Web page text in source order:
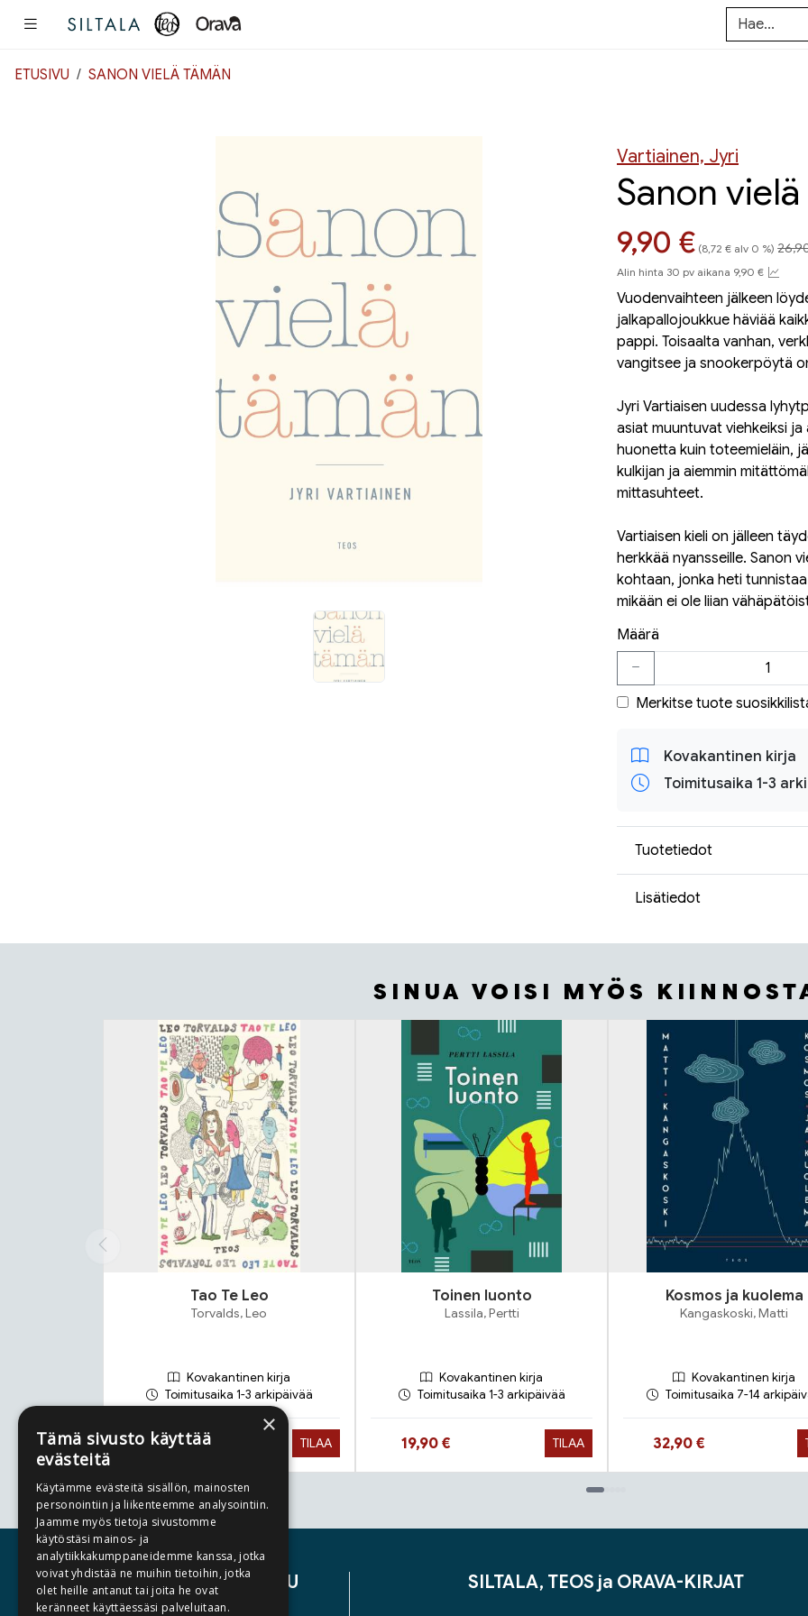
ETUSIVU SANON VIELÄ TÄMÄN
Vartiainen, Jyri
Sanon
Hinta nyt
9,90 € (8,72 € alv 0 %)
Alin hinta 30 pv aikana 9,90 €
Vuodenvaihteen jälkeen
jalkapallojoukkue häviää
pappi. Toisaalta vanhan,
vangitsee ja snookerpöytä
Jyri Vartiaisen uudessa
asiat muuntuvat viehkeiksi
huonetta kuin toteemieläin,
kulkijan ja aiemmin
mittasuhteet.
Vartiaisen kieli on jälleen
herkkää nyansseille. Sanon
kohtaan, jonka heti
mikään ei ole liian
Määrä
Merkitse tuote
Kovakantinen kirja
Toimitusaika 1-3
Tuotetiedot
Lisätiedot
SINUA VOISI MYÖS
Tuoteluettelon alku
Tao Te Leo
Torvalds, Leo
Kovakantinen kirja
Toimitusaika 1-3 arkipäivää
Hinta nyt
19,90 € TILAA
Toinen luonto
Lassila, Pertti
Kovakantinen kirja
Toimitusaika 1-3 arkipäivää
Hinta nyt
19,90 € TILAA
Kosmos ja kuolema
Kangaskoski, Matti
Kovakantinen kirja
Toimitusaika 7-14
Hinta nyt
32,90 €
Tuoteluettelon loppu
ASIAKASPALVELU SILTALA, TEOS ja ORAVA-KIRJAT
×
Tämä sivusto käyttää
evästeitä
Käytämme evästeitä sisällön, mainosten
personointiin ja liikenteemme analysointiin.
Jaamme myös tietoja sivustomme
käytöstäsi mainos- ja
analytiikkakumppaneidemme kanssa, jotka
voivat yhdistää ne muihin tietoihin, jotka
olet heille antanut tai joita he ovat
keränneet käyttäessäsi palveluitaan.